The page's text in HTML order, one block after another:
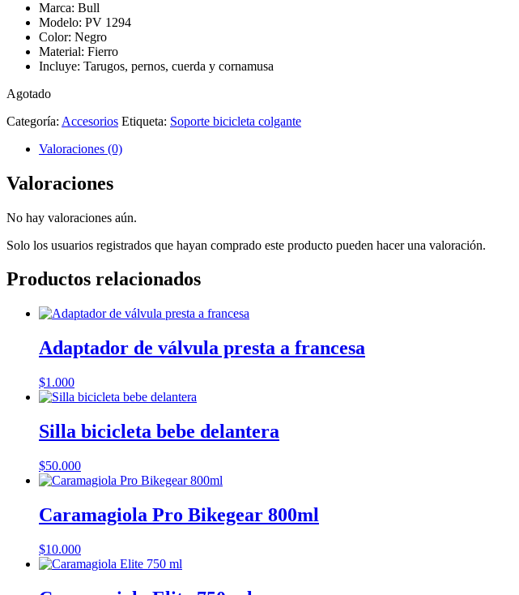
Marca: Bull
Modelo: PV 1294
Color: Negro
Material: Fierro
Incluye: Tarugos, pernos, cuerda y cornamusa
Agotado
Categoría: Accesorios Etiqueta: Soporte bicicleta colgante
Valoraciones (0)
Valoraciones
No hay valoraciones aún.
Solo los usuarios registrados que hayan comprado este producto pueden hacer una valoración.
Productos relacionados
Adaptador de válvula presta a francesa
$1.000
Silla bicicleta bebe delantera
$50.000
Caramagiola Pro Bikegear 800ml
$10.000